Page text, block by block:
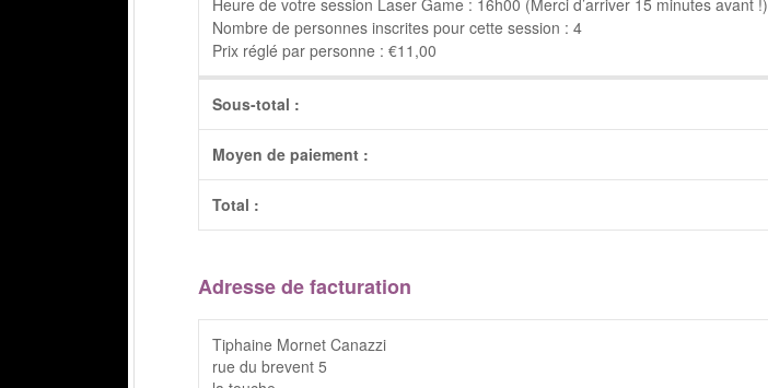
Heure de votre session Laser Game : 16h00 (Merci d’arriver 15 minutes avant !)
Nombre de personnes inscrites pour cette session : 4
Prix réglé par personne : €11,00
Sous-total :
Moyen de paiement :
Total :
Adresse de facturation
Tiphaine Mornet Canazzi
rue du brevent 5